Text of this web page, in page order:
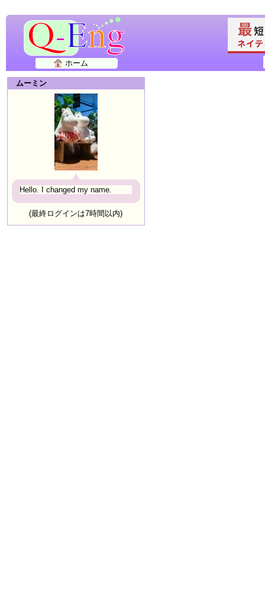
ホーム
ムーミン
Hello. I changed my name.
(最終ログインは7時間以内)